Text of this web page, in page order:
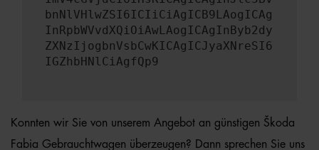
bnNlVHlwZSI6ICIiCiAgICB9LAogICAg
InRpbWVvdXQiOiAwLAogICAgInByb2dy
ZXNzIjogbnVsbCwKICAgICJyaXNreSI6
IGZhbHNlCiAgfQp9
Konnten wir Sie von unserem Angebot an günstigen Škoda
Fabia Gebrauchtwagen überzeugen? Dann sprechen Sie uns